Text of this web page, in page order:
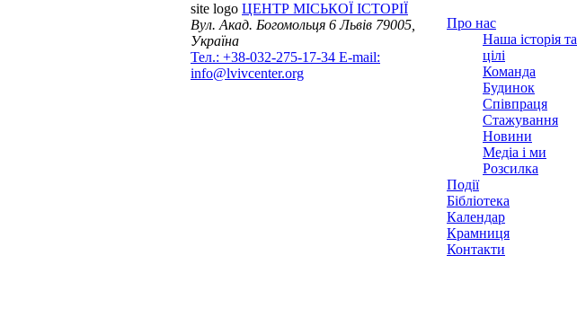
site logo ЦЕНТР МІСЬКОЇ ІСТОРІЇ
Вул. Акад. Богомольця 6Львів 79005,
Україна
Тел.: +38-032-275-17-34 E-mail:
info@lvivcenter.org
Про нас
Наша історія та
цілі
Команда
Будинок
Співпраця
Стажування
Новини
Медіа і ми
Розсилка
Події
Бібліотека
Календар
Крамниця
Контакти